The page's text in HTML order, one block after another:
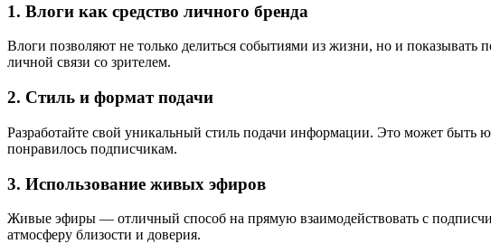
1. Влоги как средство личного бренда
Влоги позволяют не только делиться событиями из жизни, но и
личной связи со зрителем.
2. Стиль и формат подачи
Разработайте свой уникальный стиль подачи информации. Это может
понравилось подписчикам.
3. Использование живых эфиров
Живые эфиры — отличный способ на прямую взаимодействовать с
атмосферу близости и доверия.